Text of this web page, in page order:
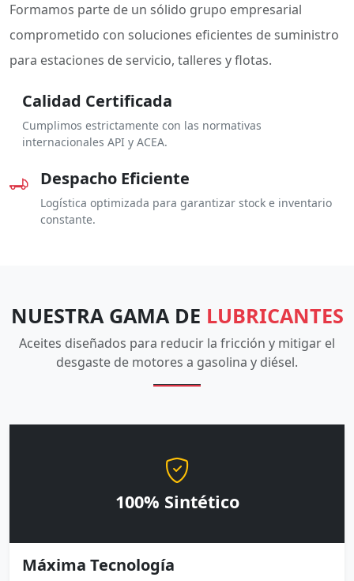
Formamos parte de un sólido grupo empresarial
comprometido con soluciones eficientes de suministro
para estaciones de servicio, talleres y flotas.
Calidad Certificada
Cumplimos estrictamente con las normativas
internacionales API y ACEA.
Despacho Eficiente
Logística optimizada para garantizar stock e inventario
constante.
NUESTRA GAMA DE LUBRICANTES
Aceites diseñados para reducir la fricción y mitigar el
desgaste de motores a gasolina y diésel.
100% Sintético
Máxima Tecnología